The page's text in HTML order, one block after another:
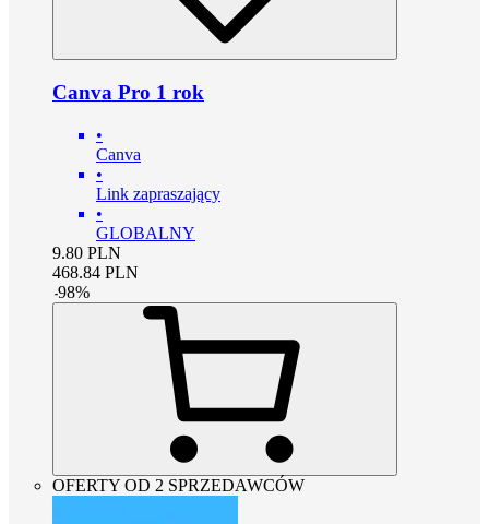
Canva Pro 1 rok
•
Canva
•
Link zapraszający
•
GLOBALNY
9.80 PLN
468.84 PLN
-98%
OFERTY OD 2 SPRZEDAWCÓW